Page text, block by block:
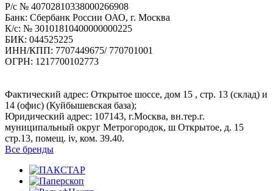
Р/с № 40702810338000266908
Банк: Сбербанк России ОАО, г. Москва
К/с: № 30101810400000000225
БИК: 044525225
ИНН/КПП: 7707449675/ 770701001
ОГРН: 1217700102773
Фактический адрес: Открытое шоссе, дом 15 , стр. 13 (склад) и
14 (офис) (Куйбышевская база);
Юридический адрес: 107143, г.Москва, вн.тер.г.
муниципальный округ Метрогородок, ш Открытое, д. 15
стр.13, помещ. iv, ком. 39.40.
Все бренды